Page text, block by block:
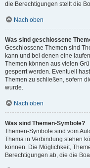
die Berechtigungen stellt die
Nach oben
Was sind geschlossene
Geschlossene Themen sind
kann und bei denen eine
Themen können aus vielen
gesperrt werden. Eventuell
Themen zu schließen, sofern
wurde.
Nach oben
Was sind Themen-Symbole?
Themen-Symbole sind vom
Thema in Verbindung stehen
können. Die Möglichkeit,
Berechtigungen ab, die die